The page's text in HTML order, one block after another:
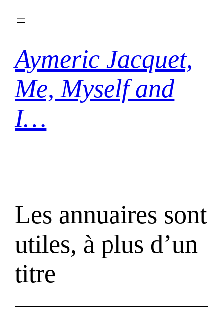
Aymeric Jacquet,
Me, Myself and
I…
Les annuaires sont
utiles, à plus d’un
titre